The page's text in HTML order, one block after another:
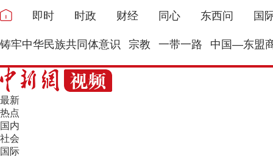
即时 时政 财经 同心 东西问 国
铸牢中华民族共同体意识 宗教 一带一路 中国—东盟
最新
热点
国内
社会
国际